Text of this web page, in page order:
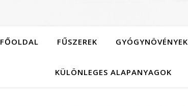
FŐOLDAL FŰSZEREK GYÓGYNÖVÉNYEK
KÜLÖNLEGES ALAPANYAGOK